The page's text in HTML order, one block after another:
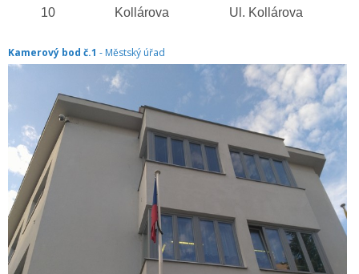
10
Kollárova Ul. Kollárova
Kamerový bod č.1 - Městský úřad